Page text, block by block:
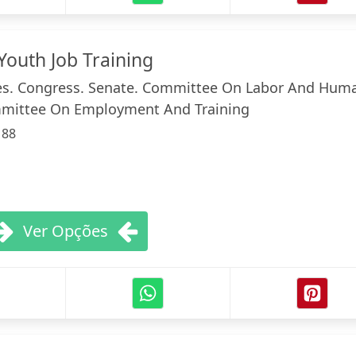
Job Training
Congress. Senate. Committee On Labor And
On Employment And Training
88
Ver Opções